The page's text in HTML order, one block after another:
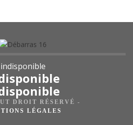
indisponible
DROIT RÉSERVÉ -
LÉGALES